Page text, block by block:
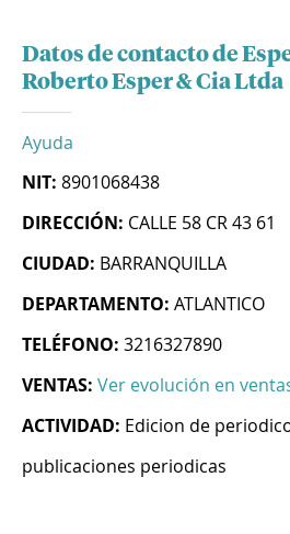
Datos de contacto de
Roberto Esper & Cia Ltda
Ayuda
NIT: 8901068438
DIRECCIÓN: CALLE 58 CR 43 61
CIUDAD: BARRANQUILLA
DEPARTAMENTO: ATLANTICO
TELÉFONO: 3216327890
VENTAS: Ver evolución en
ACTIVIDAD: Edicion de
publicaciones periodicas